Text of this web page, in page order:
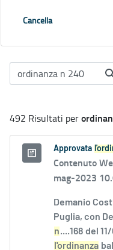
Cancella
492 Risultati per
Approvata
Contenuto
mag-2023
Demanio
Puglia, con
n....168 del
l'ordinanza